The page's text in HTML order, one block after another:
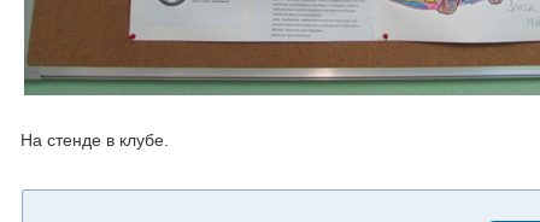
На стенде в клубе.